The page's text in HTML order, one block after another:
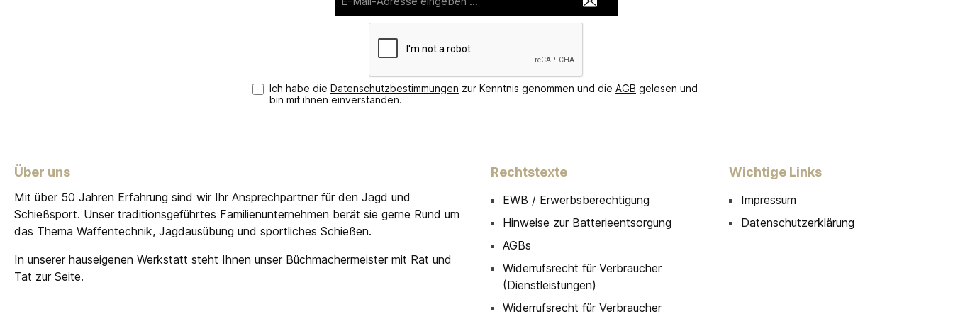
Mail-
Adresse*
Ich habe die Datenschutzbestimmungen zur Kenntnis genommen und die AGB gelesen und
bin mit ihnen einverstanden.
Über uns
Mit über 50 Jahren Erfahrung sind wir Ihr Ansprechpartner für den Jagd und
Schießsport. Unser traditionsgeführtes Familienunternehmen berät sie gerne Rund um
das Thema Waffentechnik, Jagdausübung und sportliches Schießen.
In unserer hauseigenen Werkstatt steht Ihnen unser Büchmachermeister mit Rat und
Tat zur Seite.
Rechtstexte
EWB / Erwerbsberechtigung
Hinweise zur Batterieentsorgung
AGBs
Widerrufsrecht für Verbraucher
(Dienstleistungen)
Widerrufsrecht für Verbraucher
Wichtige Links
Impressum
Datenschutzerklärung